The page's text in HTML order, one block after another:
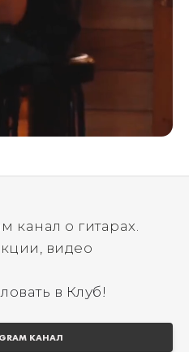
канал о гитарах.
видео
в Клуб!
КАНАЛ